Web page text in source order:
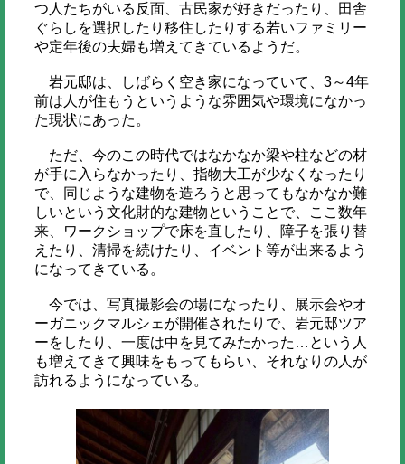
つ人たちがいる反面、古民家が好きだったり、田舎
ぐらしを選択したり移住したりする若いファミリー
や定年後の夫婦も増えてきているようだ。
岩元邸は、しばらく空き家になっていて、3～4年
前は人が住もうというような雰囲気や環境になかっ
た現状にあった。
ただ、今のこの時代ではなかなか梁や柱などの材
が手に入らなかったり、指物大工が少なくなったり
で、同じような建物を造ろうと思ってもなかなか難
しいという文化財的な建物ということで、ここ数年
来、ワークショップで床を直したり、障子を張り替
えたり、清掃を続けたり、イベント等が出来るよう
になってきている。
今では、写真撮影会の場になったり、展示会やオ
ーガニックマルシェが開催されたりで、岩元邸ツア
ーをしたり、一度は中を見てみたかった…という人
も増えてきて興味をもってもらい、それなりの人が
訪れるようになっている。